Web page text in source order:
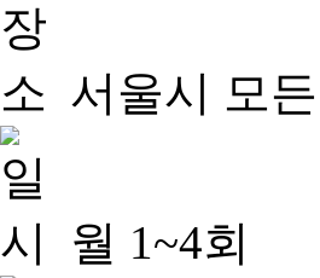
서울시 모
월 1~4회